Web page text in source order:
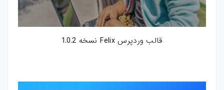
طرح-لایه-باز
بروشور-و-کاتالوگقالب وردپرس Felix نسخه 1.0.2